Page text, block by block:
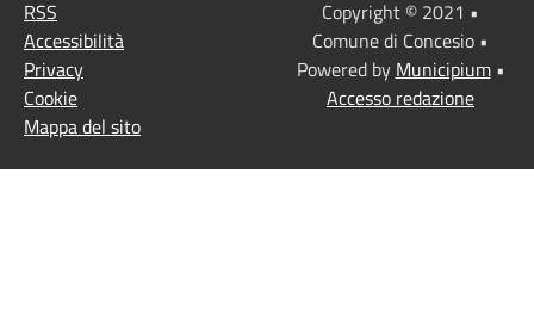
RSS
Accessibilità
Privacy
Cookie
Mappa del sito
Copyright © 2021 •
Comune di Concesio •
Powered by Municipium•
Accesso redazione